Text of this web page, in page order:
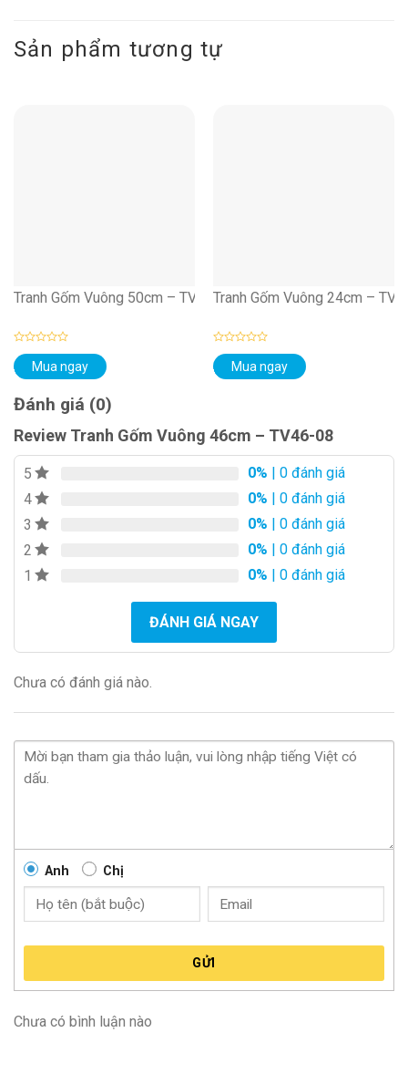
Sản phẩm tương tự
Tranh Gốm Vuông 50cm – TV50-01
Được
xếp
hạng
5
sao
Mua ngay
Tranh Gốm Vuông 24cm –
Được
xếp
hạng
Mua ngay
Đánh giá (0)
Review Tranh Gốm Vuông 46cm – TV46-08
5 0% | 0 đánh giá
4
0% | 0 đánh giá
3
0% | 0 đánh giá
2
0% | 0 đánh giá
1
0% | 0 đánh giá
ĐÁNH GIÁ NGAY
Chưa có đánh giá nào.
Anh Chị
GỬI
Chưa có bình luận nào